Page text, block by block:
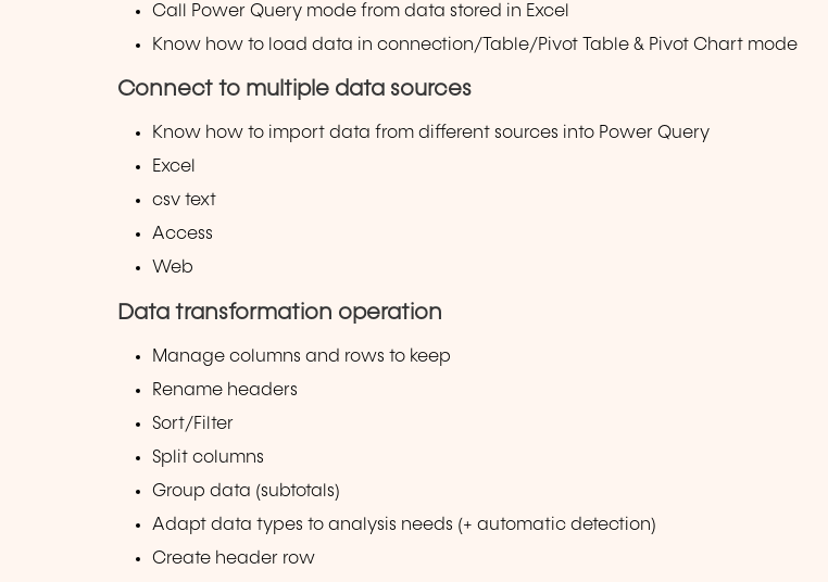
Call Power Query mode from data stored in Excel
Know how to load data in connection/Table/Pivot Table & Pivot Chart mode
Connect to multiple data sources
Know how to import data from different sources into Power Query
Excel
csv text
Access
Web
Data transformation operation
Manage columns and rows to keep
Rename headers
Sort/Filter
Split columns
Group data (subtotals)
Adapt data types to analysis needs (+ automatic detection)
Create header row